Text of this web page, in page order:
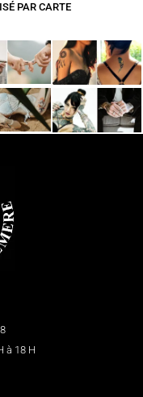
PAR CARTE
à 18 H